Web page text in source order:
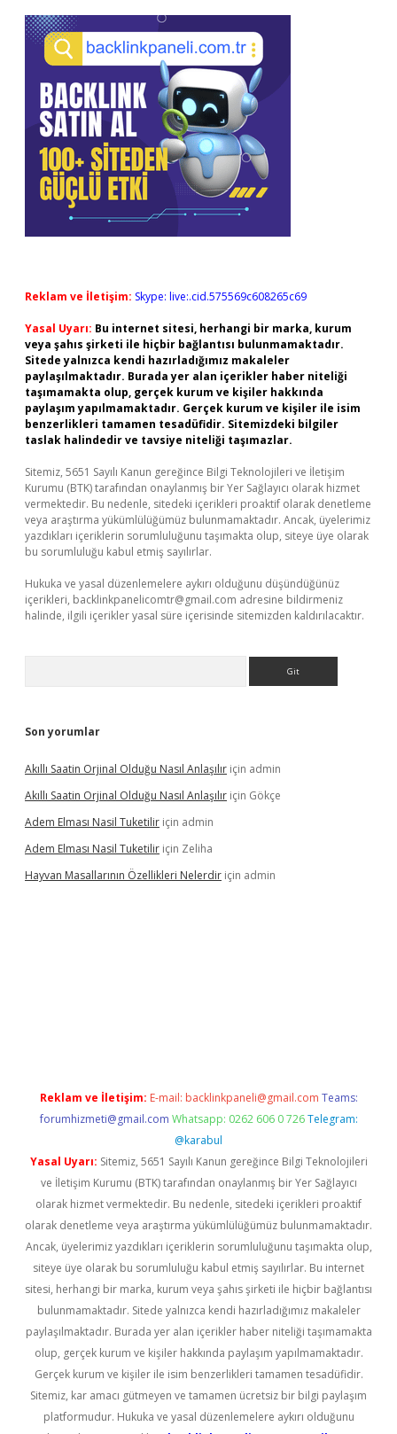
Reklam ve İletişim: Skype: live:.cid.575569c608265c69
Yasal Uyarı: Bu internet sitesi, herhangi bir marka, kurum
veya şahıs şirketi ile hiçbir bağlantısı bulunmamaktadır.
Sitede yalnızca kendi hazırladığımız makaleler
paylaşılmaktadır. Burada yer alan içerikler haber niteliği
taşımamakta olup, gerçek kurum ve kişiler hakkında
paylaşım yapılmamaktadır. Gerçek kurum ve kişiler ile isim
benzerlikleri tamamen tesadüfidir. Sitemizdeki bilgiler
taslak halindedir ve tavsiye niteliği taşımazlar.
Sitemiz, 5651 Sayılı Kanun gereğince Bilgi Teknolojileri ve İletişim
Kurumu (BTK) tarafından onaylanmış bir Yer Sağlayıcı olarak hizmet
vermektedir. Bu nedenle, sitedeki içerikleri proaktif olarak denetleme
veya araştırma yükümlülüğümüz bulunmamaktadır. Ancak, üyelerimiz
yazdıkları içeriklerin sorumluluğunu taşımakta olup, siteye üye olarak
bu sorumluluğu kabul etmiş sayılırlar.
Hukuka ve yasal düzenlemelere aykırı olduğunu düşündüğünüz
içerikleri, backlinkpanelicomtr@gmail.com adresine bildirmeniz
halinde, ilgili içerikler yasal süre içerisinde sitemizden kaldırılacaktır.
Son yorumlar
Akıllı Saatin Orjinal Olduğu Nasıl Anlaşılır için admin
Akıllı Saatin Orjinal Olduğu Nasıl Anlaşılır için Gökçe
Adem Elması Nasil Tuketilir için admin
Adem Elması Nasil Tuketilir için Zeliha
Hayvan Masallarının Özellikleri Nelerdir için admin
Reklam ve İletişim: E-mail: backlinkpaneli@gmail.com Teams:
forumhizmeti@gmail.com Whatsapp: 0262 606 0 726 Telegram:
@karabul
Yasal Uyarı: Sitemiz, 5651 Sayılı Kanun gereğince Bilgi Teknolojileri
ve İletişim Kurumu (BTK) tarafından onaylanmış bir Yer Sağlayıcı
olarak hizmet vermektedir. Bu nedenle, sitedeki içerikleri proaktif
olarak denetleme veya araştırma yükümlülüğümüz bulunmamaktadır.
Ancak, üyelerimiz yazdıkları içeriklerin sorumluluğunu taşımakta olup,
siteye üye olarak bu sorumluluğu kabul etmiş sayılırlar. Bu internet
sitesi, herhangi bir marka, kurum veya şahıs şirketi ile hiçbir bağlantısı
bulunmamaktadır. Sitede yalnızca kendi hazırladığımız makaleler
paylaşılmaktadır. Burada yer alan içerikler haber niteliği taşımamakta
olup, gerçek kurum ve kişiler hakkında paylaşım yapılmamaktadır.
Gerçek kurum ve kişiler ile isim benzerlikleri tamamen tesadüfidir.
Sitemiz, kar amacı gütmeyen ve tamamen ücretsiz bir bilgi paylaşım
platformudur. Hukuka ve yasal düzenlemelere aykırı olduğunu